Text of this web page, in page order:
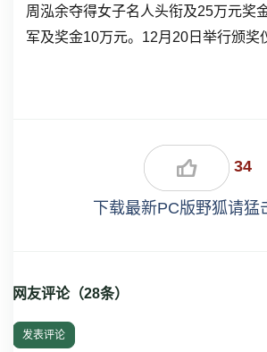
周泓余夺得女子名人头衔及25万元奖
军及奖金10万元。12月20日举行颁奖
34
下载最新PC版野狐请猛
网友评论（28条）
发表评论